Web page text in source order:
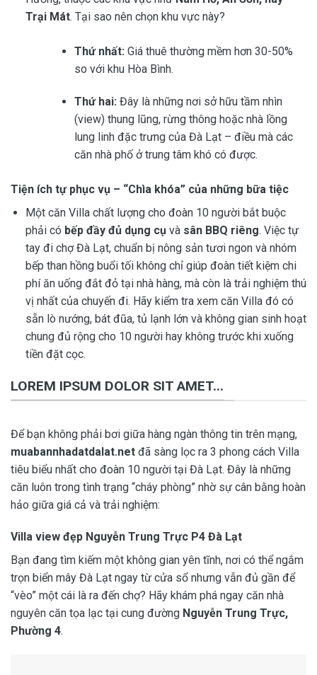
Trại Mát. Tại sao nên chọn khu vực này?
Thứ nhất: Giá thuê thường mềm hơn 30-50%
so với khu Hòa Bình.
Thứ hai: Đây là những nơi sở hữu tầm nhìn
(view) thung lũng, rừng thông hoặc nhà lồng
lung linh đặc trưng của Đà Lạt – điều mà các
căn nhà phố ở trung tâm khó có được.
Tiện ích tự phục vụ – “Chìa khóa” của những bữa tiệc
Một căn Villa chất lượng cho đoàn 10 người bắt buộc
phải có bếp đầy đủ dụng cụvà sân BBQ riêng. Việc tự
tay đi chợ Đà Lạt, chuẩn bị nông sản tươi ngon và nhóm
bếp than hồng buổi tối không chỉ giúp đoàn tiết kiệm chi
phí ăn uống đắt đỏ tại nhà hàng, mà còn là trải nghiệm thú
vị nhất của chuyến đi. Hãy kiểm tra xem căn Villa đó có
sẵn lò nướng, bát đũa, tủ lạnh lớn và không gian sinh hoạt
chung đủ rộng cho 10 người hay không trước khi xuống
tiền đặt cọc.
LOREM IPSUM DOLOR SIT AMET...
Để bạn không phải bơi giữa hàng ngàn thông tin trên mạng,
muabannhadatdalat.net đã sàng lọc ra 3 phong cách Villa
tiêu biểu nhất cho đoàn 10 người tại Đà Lạt. Đây là những
căn luôn trong tình trạng “cháy phòng” nhờ sự cân bằng hoàn
hảo giữa giá cả và trải nghiệm:
Villa view đẹp Nguyễn Trung Trực P4 Đà Lạt
Bạn đang tìm kiếm một không gian yên tĩnh, nơi có thể ngắm
trọn biển mây Đà Lạt ngay từ cửa sổ nhưng vẫn đủ gần để
“vèo” một cái là ra đến chợ? Hãy khám phá ngay căn nhà
nguyên căn tọa lạc tại cung đường Nguyễn Trung Trực,
Phường 4.